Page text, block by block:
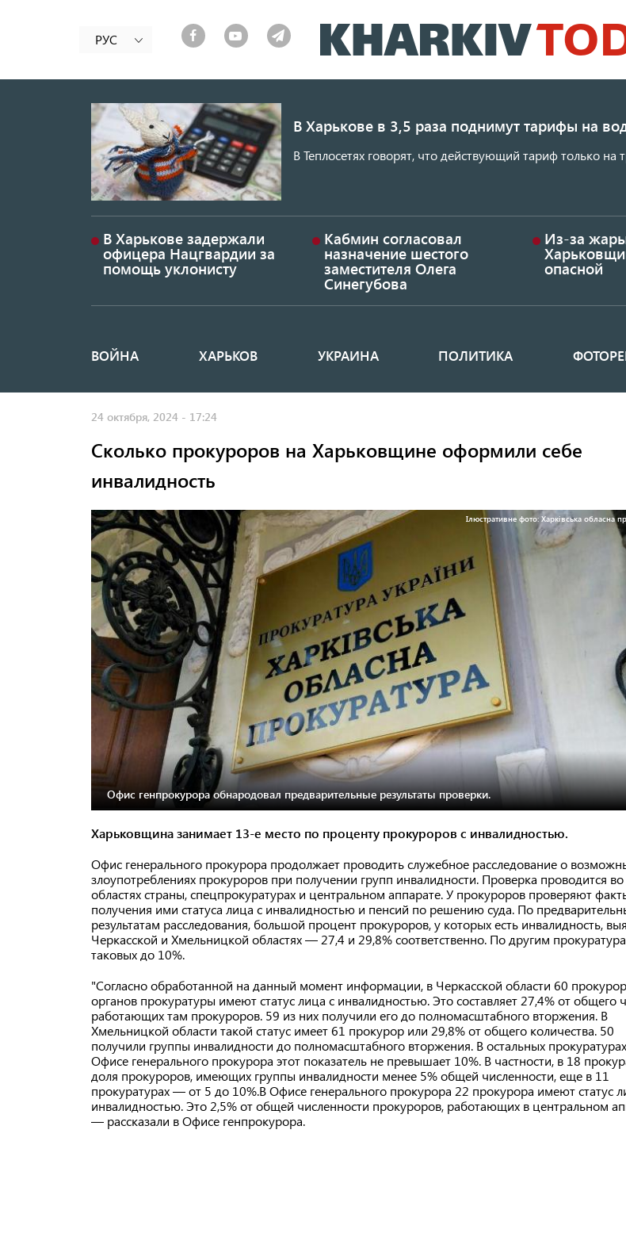
к
основному
РУС
В Харькове в 3,5 раза поднимут тарифы на
В Теплосетях говорят, что действующий тариф только на
В Харькове задержали
офицера Нацгвардии за
помощь уклонисту
Кабмин согласовал
назначение шестого
заместителя Олега
Синегубова
Из-за
опасной
Основная
ВОЙНА ХАРЬКОВ УКРАИНА ПОЛИТИКА
24 октября, 2024 - 17:24
Сколько прокуроров на Харьковщине оформили себе
инвалидность
Ілюстративне фото: Харківська обласна
Офис генпрокурора обнародовал предварительные результаты проверки.
Харьковщина занимает 13-е место по проценту прокуроров с инвалидностью.
Офис генерального прокурора продолжает проводить служебное расследование о
злоупотреблениях прокуроров при получении групп инвалидности. Проверка проводится во
областях страны, спецпрокуратурах и центральном аппарате. У прокуроров проверяют
получения ими статуса лица с инвалидностью и пенсий по решению суда. По
результатам расследования, большой процент прокуроров, у которых есть инвалидность,
Черкасской и Хмельницкой областях — 27,4 и 29,8% соответственно. По другим
таковых до 10%.
"Согласно обработанной на данный момент информации, в Черкасской области 60
органов прокуратуры имеют статус лица с инвалидностью. Это составляет 27,4% от общего
работающих там прокуроров. 59 из них получили его до полномасштабного вторжения. В
Хмельницкой области такой статус имеет 61 прокурор или 29,8% от общего количества. 50
получили группы инвалидности до полномасштабного вторжения. В остальных
Офисе генерального прокурора этот показатель не превышает 10%. В частности, в 18
доля прокуроров, имеющих группы инвалидности менее 5% общей численности, еще в 11
прокуратурах — от 5 до 10%.В Офисе генерального прокурора 22 прокурора имеют статус
инвалидностью. Это 2,5% от общей численности прокуроров, работающих в центральном
— рассказали в Офисе генпрокурора.